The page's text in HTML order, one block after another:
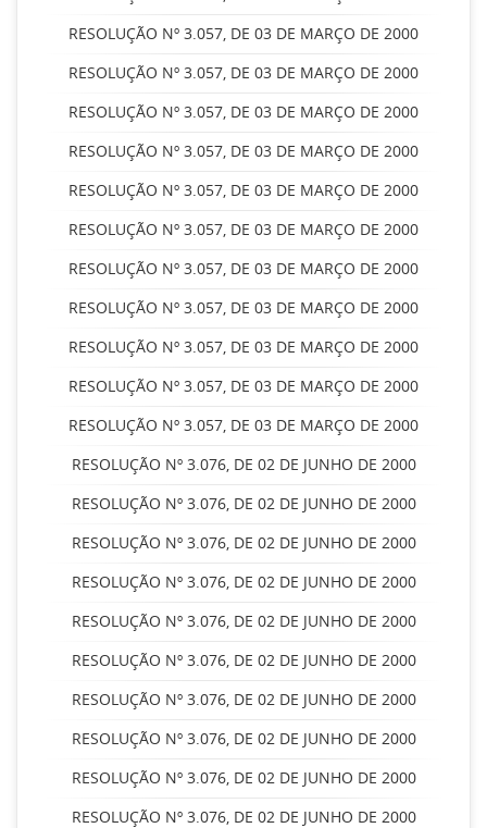
RESOLUÇÃO Nº 3.057, DE 03 DE MARÇO DE 2000
RESOLUÇÃO Nº 3.057, DE 03 DE MARÇO DE 2000
RESOLUÇÃO Nº 3.057, DE 03 DE MARÇO DE 2000
RESOLUÇÃO Nº 3.057, DE 03 DE MARÇO DE 2000
RESOLUÇÃO Nº 3.057, DE 03 DE MARÇO DE 2000
RESOLUÇÃO Nº 3.057, DE 03 DE MARÇO DE 2000
RESOLUÇÃO Nº 3.057, DE 03 DE MARÇO DE 2000
RESOLUÇÃO Nº 3.057, DE 03 DE MARÇO DE 2000
RESOLUÇÃO Nº 3.057, DE 03 DE MARÇO DE 2000
RESOLUÇÃO Nº 3.057, DE 03 DE MARÇO DE 2000
RESOLUÇÃO Nº 3.057, DE 03 DE MARÇO DE 2000
RESOLUÇÃO Nº 3.076, DE 02 DE JUNHO DE 2000
RESOLUÇÃO Nº 3.076, DE 02 DE JUNHO DE 2000
RESOLUÇÃO Nº 3.076, DE 02 DE JUNHO DE 2000
RESOLUÇÃO Nº 3.076, DE 02 DE JUNHO DE 2000
RESOLUÇÃO Nº 3.076, DE 02 DE JUNHO DE 2000
RESOLUÇÃO Nº 3.076, DE 02 DE JUNHO DE 2000
RESOLUÇÃO Nº 3.076, DE 02 DE JUNHO DE 2000
RESOLUÇÃO Nº 3.076, DE 02 DE JUNHO DE 2000
RESOLUÇÃO Nº 3.076, DE 02 DE JUNHO DE 2000
RESOLUÇÃO Nº 3.076, DE 02 DE JUNHO DE 2000